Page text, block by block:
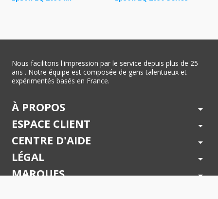
Nous facilitons l'impression par le service depuis plus de 25
ans . Notre équipe est composée de gens talentueux et
expérimentés basés en France.
À PROPOS arrow_drop_down
ESPACE CLIENT arrow_drop_down
CENTRE D'AIDE arrow_drop_down
LÉGAL arrow_drop_down
MARQUES arrow_drop_down